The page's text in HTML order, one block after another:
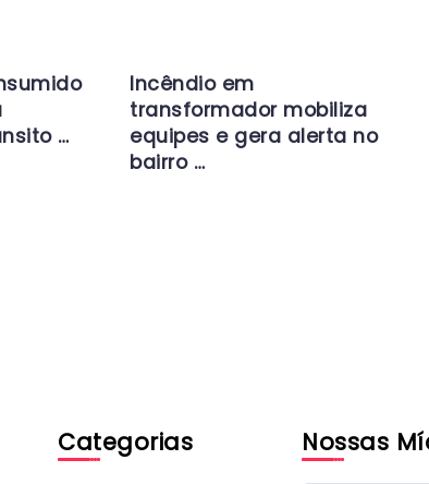
…
Incêndio em
transformador mobiliza
equipes e gera alerta no
bairro …
Categorias Nossas